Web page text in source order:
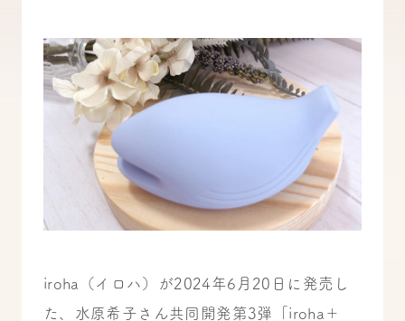
iroha（イロハ）が2024年6月20日に発売し
た、水原希子さん共同開発第3弾「iroha＋